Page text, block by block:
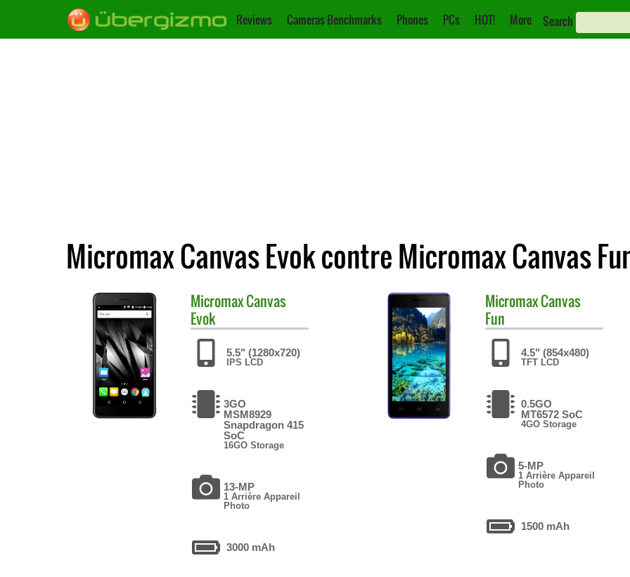
Reviews Cameras Benchmarks Phones PCs HOT! More Search
Micromax Canvas Evok contre Micromax Canvas
MicromaxCanvas
Evok
5.5" (1280x720)
IPS LCD
3GO
MSM8929
Snapdragon 415
SoC
16GO Storage
13-MP
1 Arrière Appareil
Photo
3000 mAh
MicromaxCanvas
Fun
4.5" (854x480)
TFT LCD
0.5GO
MT6572 SoC
4GO Storage
5-MP
1 Arrière Appareil
Photo
1500 mAh